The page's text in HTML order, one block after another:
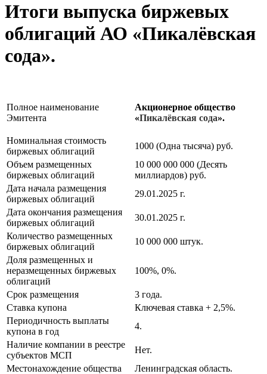
Итоги выпуска биржевых
облигаций АО «Пикалёвская
сода».
Полное наименование
Эмитента
Акционерное общество
«Пикалёвская сода».
Номинальная стоимость
биржевых облигаций
1000 (Одна тысяча) руб.
Объем размещенных
биржевых облигаций
10 000 000 000 (Десять
миллиардов) руб.
Дата начала размещения
биржевых облигаций
29.01.2025 г.
Дата окончания размещения
биржевых облигаций
30.01.2025 г.
Количество размещенных
биржевых облигаций
10 000 000 штук.
Доля размещенных и
неразмещенных биржевых
облигаций
100%, 0%.
Срок размещения
3 года.
Ставка купона
Ключевая ставка + 2,5%.
Периодичность выплаты
купона в год
4.
Наличие компании в реестре
субъектов МСП
Нет.
Местонахождение общества
Ленинградская область.